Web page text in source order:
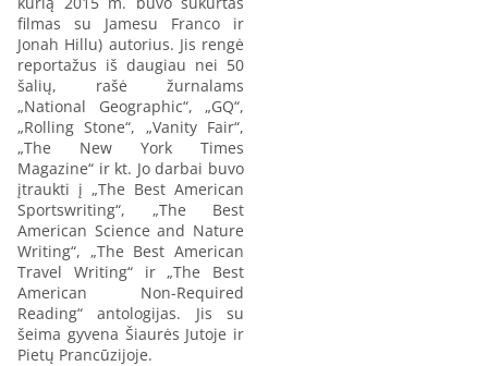
filmas su Jamesu Franco ir
Jonah Hillu) autorius. Jis rengė
reportažus iš daugiau nei 50
šalių, rašė žurnalams
„National Geographic“, „GQ“,
„Rolling Stone“, „Vanity Fair“,
„The New York Times
Magazine“ ir kt. Jo darbai buvo
įtraukti į „The Best American
Sportswriting“, „The Best
American Science and Nature
Writing“, „The Best American
Travel Writing“ ir „The Best
American Non-Required
Reading“ antologijas. Jis su
šeima gyvena Šiaurės Jutoje ir
Pietų Prancūzijoje.